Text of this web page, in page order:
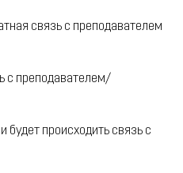
связь с преподавателем
с преподавателем/
будет происходить связь с